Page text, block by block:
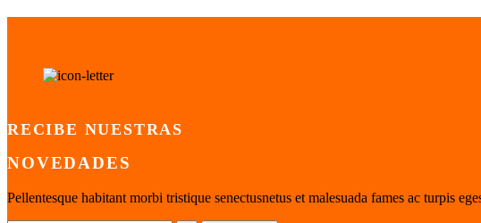
RECIBE NUESTRAS
NOVEDADES
Pellentesque habitant morbi tristique senectusnetus et malesuada fames ac turpis